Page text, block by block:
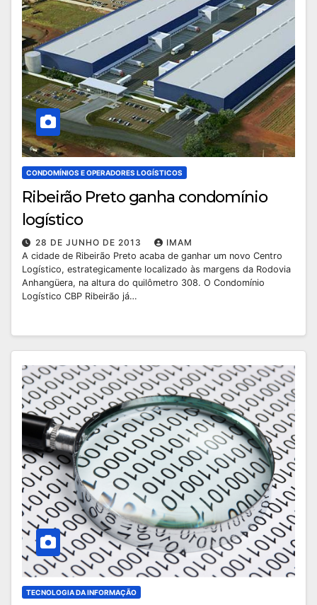
CONDOMÍNIOS E OPERADORES LOGÍSTICOS
Ribeirão Preto ganha condomínio
logístico
28 DE JUNHO DE 2013
IMAM
A cidade de Ribeirão Preto acaba de ganhar um novo Centro
Logístico, estrategicamente localizado às margens da Rodovia
Anhangüera, na altura do quilômetro 308. O Condomínio
Logístico CBP Ribeirão já…
TECNOLOGIA DA INFORMAÇÃO